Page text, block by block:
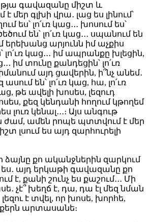
գավազանը միշտ և
մեր գլխի վրա․ լաց ես լինում՝
ես՝ լո՛ւռ կաց․․․ խոսում ես՝
են՝ լո՛ւռ կաց․․․ սպանում են
իմ երեխանց արյունն իմ աչքիս
կաց․․․ իմ ապրանքը խլեցին,
իմ տունը քանդեցին՝ լո՛ւռ
այդ ցավերին, ի՞նչ անեմ․
են՝ լո՛ւռ կաց, հա, լո՛ւռ
թե ավելի խոսես, լեզուդ
քեզ կենդանի հողում կթողեմ
լուռ կենալ․․․։ Այս անգութ
ամեն րոպե պտտվում է մեր
լսում ես այդ զարհուրելի
ձայնը քո ականջներին զարկում
այդ երկաթի գավազանը քո
է, քանի շունչ ես քաշում․․․ Մի
չէ՞ խեղճ է, դա, դա էլ մեզ նման
է տվել, որ խոսե, խորհե,
արտասանե։